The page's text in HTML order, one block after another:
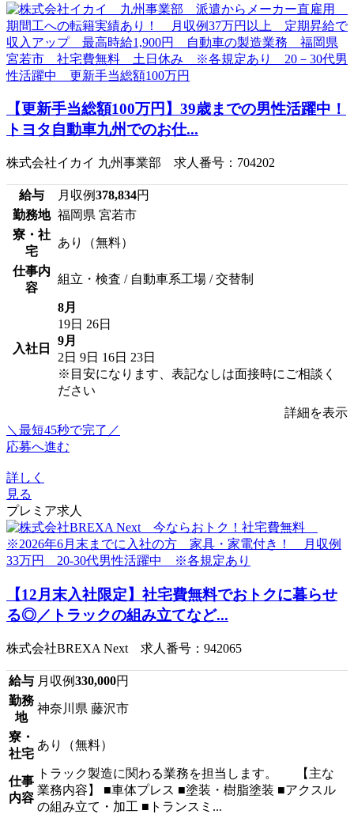
【更新手当総額100万円】39歳までの男性活躍中！
トヨタ自動車九州でのお仕...
株式会社イカイ 九州事業部 求人番号：704202
給与 月収例378,834円
勤務地 福岡県 宮若市
寮・社
宅
あり（無料）
仕事内
容
組立・検査 / 自動車系工場 / 交替制
入社日
8月
19日 26日
9月
2日 9日 16日 23日
※目安になります、表記なしは面接時にご相談く
ださい
詳細を表示
＼最短45秒で完了／
応募へ進む
詳しく
見る
プレミア求人
【12月末入社限定】社宅費無料でおトクに暮らせ
る◎／トラックの組み立てなど...
株式会社BREXA Next 求人番号：942065
給与 月収例330,000円
勤務
地
神奈川県 藤沢市
寮・
社宅
あり（無料）
仕事
内容
トラック製造に関わる業務を担当します。 【主な
業務内容】 ■車体プレス ■塗装・樹脂塗装 ■アクスル
の組み立て・加工 ■トランスミ...